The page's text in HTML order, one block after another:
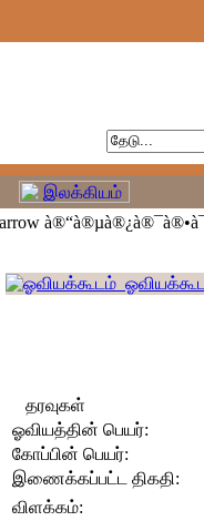
தரவுகள்
ஓவியத்தின் பெயர்:
கோப்பின் பெயர்:
இணைக்கப்பட்ட திகதி:
விளக்கம்: